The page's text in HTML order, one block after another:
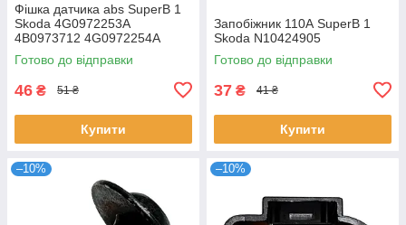
Фішка датчика abs SuperB 1
Skoda 4G0972253A
4B0973712 4G0972254A
Готово до відправки
46 ₴ 51 ₴
Купити
Запобіжник 110А SuperB 1
Skoda N10424905
Готово до відправки
37 ₴ 41 ₴
Купити
–10% –10%